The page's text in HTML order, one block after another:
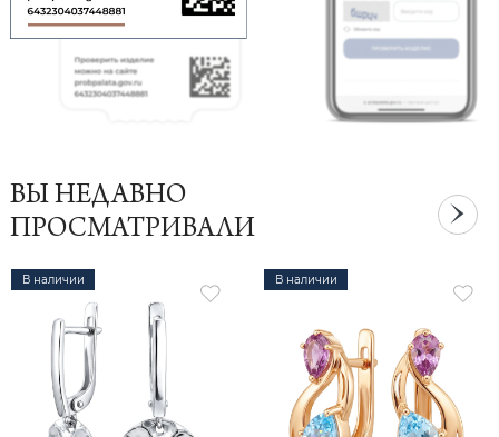
ВЫ НЕДАВНО
ПРОСМАТРИВАЛИ
В наличии В наличии